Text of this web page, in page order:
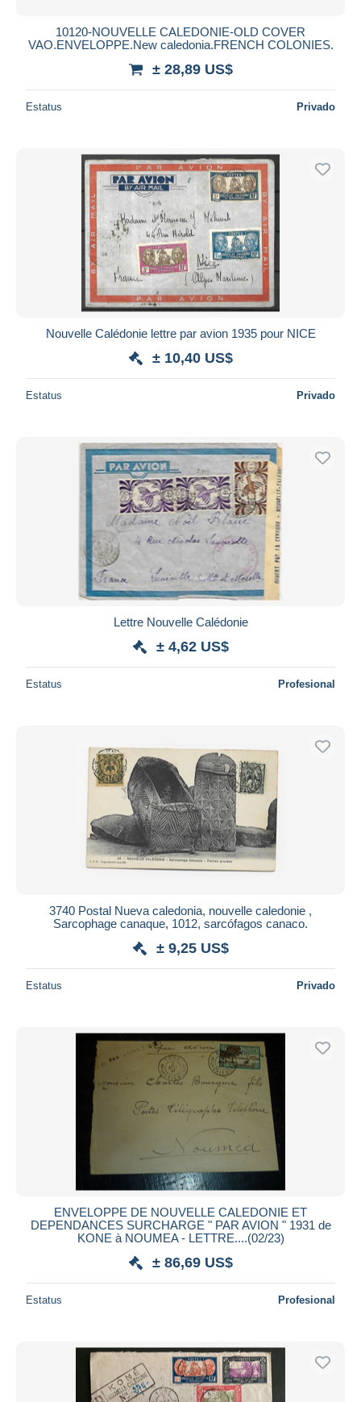
10120-NOUVELLE CALEDONIE-OLD COVER
VAO.ENVELOPPE.New caledonia.FRENCH COLONIES.
± 28,89 US$
Estatus Privado
Nouvelle Calédonie lettre par avion 1935 pour NICE
± 10,40 US$
Estatus Privado
Lettre Nouvelle Calédonie
± 4,62 US$
Estatus Profesional
3740 Postal Nueva caledonia, nouvelle caledonie ,
Sarcophage canaque, 1012, sarcófagos canaco.
± 9,25 US$
Estatus Privado
ENVELOPPE DE NOUVELLE CALEDONIE ET
DEPENDANCES SURCHARGE " PAR AVION " 1931 de
KONE à NOUMEA - LETTRE....(02/23)
± 86,69 US$
Estatus Profesional